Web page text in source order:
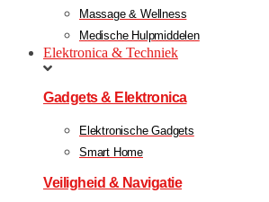
Massage & Wellness
Medische Hulpmiddelen
Elektronica & Techniek
Gadgets & Elektronica
Elektronische Gadgets
Smart Home
Veiligheid & Navigatie